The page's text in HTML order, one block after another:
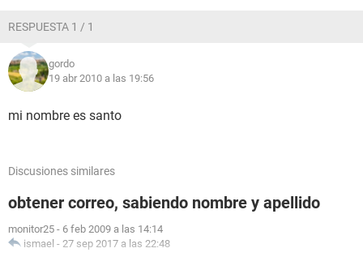
RESPUESTA 1 / 1
gordo
19 abr 2010 a las 19:56
mi nombre es santo
Discusiones similares
obtener correo, sabiendo nombre y apellido
monitor25 - 6 feb 2009 a las 14:14
ismael - 27 sep 2017 a las 22:48